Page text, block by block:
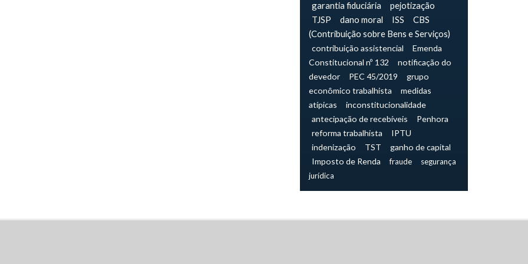
garantia fiduciária
pejotização
TJSP
dano moral ISS
CBS
(Contribuição sobre Bens e Serviços)
contribuição assistencial
Emenda
Constitucional nº 132
notificação do
devedor
PEC 45/2019
grupo
econômico trabalhista
medidas
atípicas
inconstitucionalidade
antecipação de recebíveis
Penhora
reforma trabalhista
IPTU
indenização
TST
ganho de capital
Imposto de Renda
fraude
segurança
jurídica